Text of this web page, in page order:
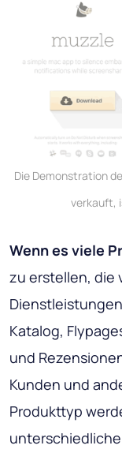
Die Demonstration
verkauft,
Wenn es viele
zu erstellen, die
Katalog,
und
Kunden und
Produkttyp